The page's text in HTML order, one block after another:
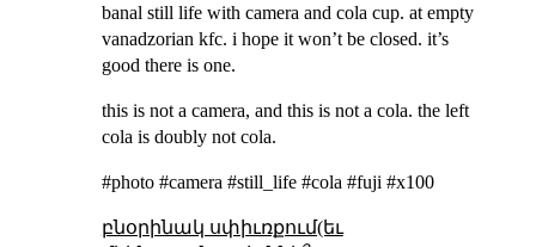
banal still life with camera and cola cup. at empty
vanadzorian kfc. i hope it won’t be closed. it’s
good there is one.
this is not a camera, and this is not a cola. the left
cola is doubly not cola.
#photo #camera #still_life #cola #fuji #x100
բնօրինակ սփիւռքում(եւ